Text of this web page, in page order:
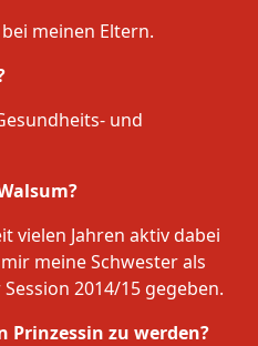
meinen Eltern.
und
vielen Jahren aktiv dabei
meine Schwester als
2014/15 gegeben.
Prinzessin zu werden?